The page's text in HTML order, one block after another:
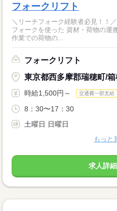
フォークリフト
＼リーチフォーク経験者必見！！／ 時
フォークを使った 資材・荷物の運搬
作業での荷物の...
フォークリフト
東京都西多摩郡瑞穂町/箱
時給1,500円～ 交通費一部支給
8：30〜17：30
土曜日 日曜日
もっと
求人詳